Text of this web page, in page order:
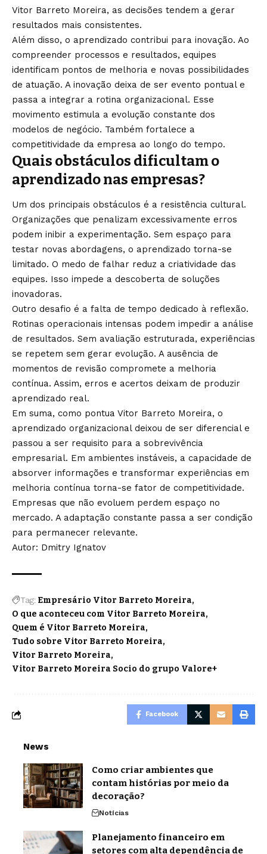
Vitor Barreto Moreira, as decisões tendem a gerar
resultados mais consistentes.
Além disso, o aprendizado contribui para inovação. Ao
compreender processos e resultados, equipes
identificam pontos de melhoria e novas possibilidades
de atuação. A inovação deixa de ser evento pontual e
passa a integrar a rotina organizacional. Esse
movimento estimula a evolução constante dos
modelos de negócio. Também fortalece a
competitividade da empresa ao longo do tempo.
Quais obstáculos dificultam o
aprendizado nas empresas?
Um dos principais obstáculos é a resistência cultural.
Organizações que penalizam excessivamente erros
podem inibir a experimentação. Sem espaço para
testar novas abordagens, o aprendizado torna-se
limitado. O medo de falhar reduz a criatividade das
equipes. Isso impede a descoberta de soluções
inovadoras.
Outro desafio é a falta de tempo dedicado à reflexão.
Rotinas operacionais intensas podem impedir a análise
de resultados. Sem avaliação estruturada, experiências
se repetem sem gerar evolução. A ausência de
momentos de revisão compromete a melhoria
contínua. Assim, erros e acertos deixam de produzir
aprendizado real.
Em suma, como pontua Vitor Barreto Moreira, o
aprendizado organizacional deixou de ser diferencial e
passou a ser requisito para a sobrevivência
empresarial. Em ambientes instáveis, a capacidade de
absorver informações e transformar experiências em
melhoria contínua torna-se fator de competitividade.
Empresas que não evoluem perdem espaço no
mercado. A adaptação constante passa a ser condição
para permanecer relevante.
Autor: Dmitry Ignatov
Tag: Empresário Vitor Barreto Moreira
O que aconteceu com Vitor Barreto Moreira
Quem é Vitor Barreto Moreira
Tudo sobre Vitor Barreto Moreira
Vitor Barreto Moreira
Vitor Barreto Moreira Socio do grupo Valore+
Facebook
News
Como criar ambientes que
contam histórias por meio da
decoração?
Notícias
Planejamento financeiro em
setores com alta dependência de